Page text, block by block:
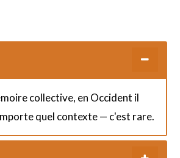
collective, en Occident il
quel contexte — c'est rare.